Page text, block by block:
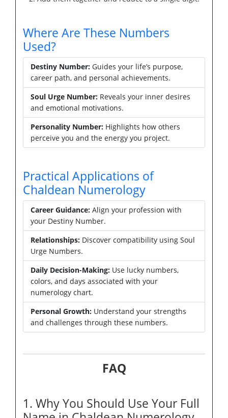
Where Are These Numbers
Used?
Destiny Number: Guides your life’s purpose,
career path, and personal achievements.
Soul Urge Number: Reveals your inner desires
and emotional motivations.
Personality Number: Highlights how others
perceive you and the energy you project.
Practical Applications of
Chaldean Numerology
Career Guidance: Align your profession with
your Destiny Number.
Relationships: Discover compatibility using Soul
Urge Numbers.
Daily Decision-Making: Use lucky numbers,
colors, and days associated with your
numerology chart.
Personal Growth: Understand your strengths
and challenges through these numbers.
FAQ
1. Why You Should Use Your Full